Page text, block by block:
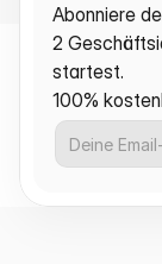
Abonniere
2
startest.
100%